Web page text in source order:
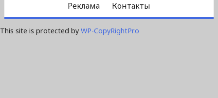
Реклама
Контакты
This site is protected by WP-CopyRightPro